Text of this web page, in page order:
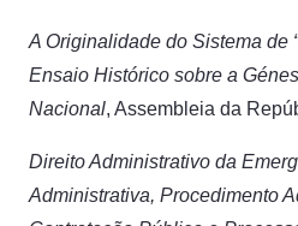
A Originalidade do Sistema de
Ensaio Histórico sobre a
Nacional, Assembleia da
Direito Administrativo da
Administrativa, Procedimento